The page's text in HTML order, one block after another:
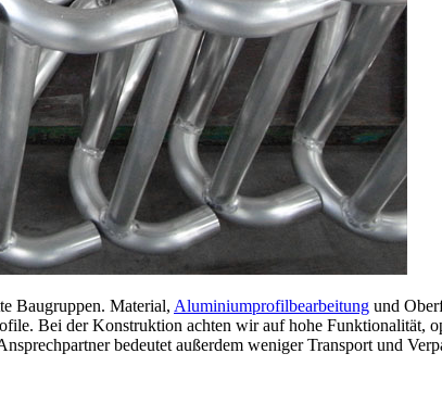
Baugruppen. Material, Aluminiumprofilbearbeitung und
Bei der Konstruktion achten wir auf hohe Funktionalität,
bedeutet außerdem weniger Transport und